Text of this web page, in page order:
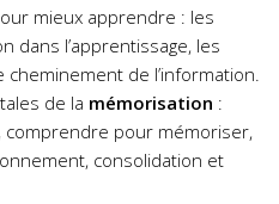
mieux apprendre : les
dans l’apprentissage, les
de l’information.
de la mémorisation :
pour mémoriser,
consolidation et